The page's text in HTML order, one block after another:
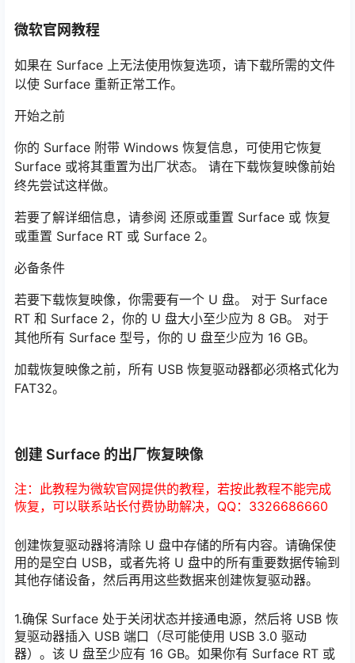
微软官网教程
如果在 Surface 上无法使用恢复选项，请下载所需的文件
以使 Surface 重新正常工作。
开始之前
你的 Surface 附带 Windows 恢复信息，可使用它恢复
Surface 或将其重置为出厂状态。 请在下载恢复映像前始
终先尝试这样做。
若要了解详细信息，请参阅 还原或重置 Surface 或 恢复
或重置 Surface RT 或 Surface 2。
必备条件
若要下载恢复映像，你需要有一个 U 盘。 对于 Surface
RT 和 Surface 2，你的 U 盘大小至少应为 8 GB。 对于
其他所有 Surface 型号，你的 U 盘至少应为 16 GB。
加载恢复映像之前，所有 USB 恢复驱动器都必须格式化为
FAT32。
创建 Surface 的出厂恢复映像
注：此教程为微软官网提供的教程，若按此教程不能完成
恢复，可以联系站长付费协助解决，QQ：3326686660
创建恢复驱动器将清除 U 盘中存储的所有内容。请确保使
用的是空白 USB，或者先将 U 盘中的所有重要数据传输到
其他存储设备，然后再用这些数据来创建恢复驱动器。
1.确保 Surface 处于关闭状态并接通电源，然后将 USB 恢
复驱动器插入 USB 端口（尽可能使用 USB 3.0 驱动
器）。该 U 盘至少应有 16 GB。如果你有 Surface RT 或